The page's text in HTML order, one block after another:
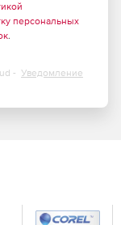
персональных
.
- Уведомление